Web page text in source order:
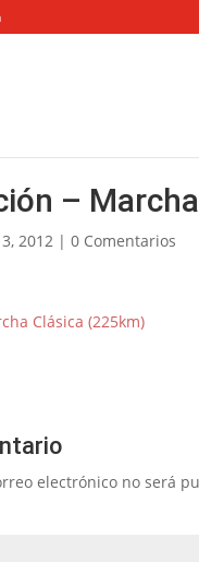
–
2012 |0 Comentarios
Clásica (225km)
electrónico no será